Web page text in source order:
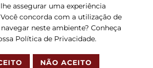
Frandel - Todos os direitos reservados
assegurar uma experiência
concorda com a utilização de
neste ambiente? Conheça
Política de Privacidade.
NÃO ACEITO